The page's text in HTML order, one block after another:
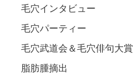
毛穴インタビュー
毛穴パーティー
毛穴武道会＆毛穴俳句大賞
脂肪腫摘出